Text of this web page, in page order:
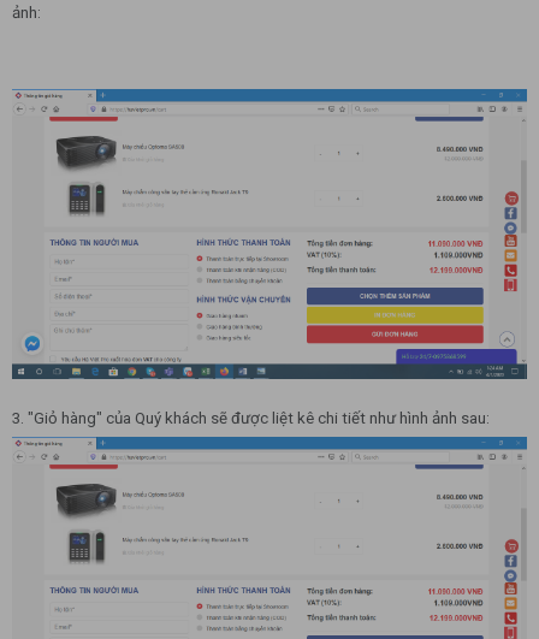
ảnh:
3. "Giỏ hàng" của Quý khách sẽ được liệt kê chi tiết như hình ảnh sau: